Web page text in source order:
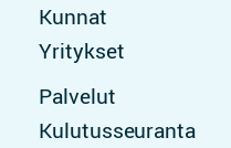
Kunnat
Yritykset
Palvelut
Kulutus­seuranta